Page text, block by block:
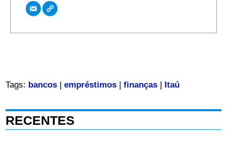
Tags: bancos| empréstimos| finanças| Itaú
RECENTES